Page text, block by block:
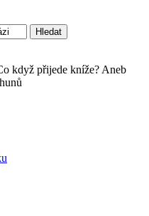
Hledat
když přijede kníže? Aneb